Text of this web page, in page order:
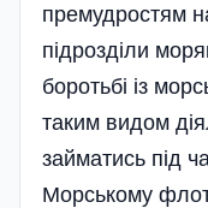
премудростям
підрозділи
боротьбі із
таким видом
займатись під
Морському